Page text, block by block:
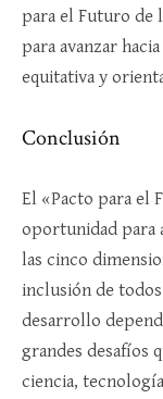
para el Futuro de
para avanzar
equitativa y
Conclusión
El «Pacto para el
oportunidad para
las cinco
inclusión de
desarrollo
grandes desafíos
ciencia,